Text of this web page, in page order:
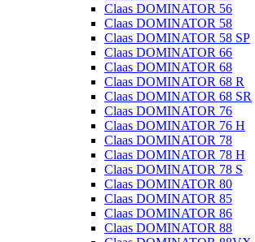
Claas DOMINATOR 56
Claas DOMINATOR 58
Claas DOMINATOR 58 SP
Claas DOMINATOR 66
Claas DOMINATOR 68
Claas DOMINATOR 68 R
Claas DOMINATOR 68 SR
Claas DOMINATOR 76
Claas DOMINATOR 76 H
Claas DOMINATOR 78
Claas DOMINATOR 78 H
Claas DOMINATOR 78 S
Claas DOMINATOR 80
Claas DOMINATOR 85
Claas DOMINATOR 86
Claas DOMINATOR 88